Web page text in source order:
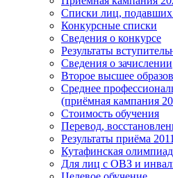
Списки лиц,
Конкурсные списки
Сведения о конкурсе
Результаты
Сведения о зачислении
Второе высшее
Среднее
(приёмная кампания
Стоимость обучения
Перевод,
Результаты приёма
Кутафинская
Для лиц с ОВЗ и